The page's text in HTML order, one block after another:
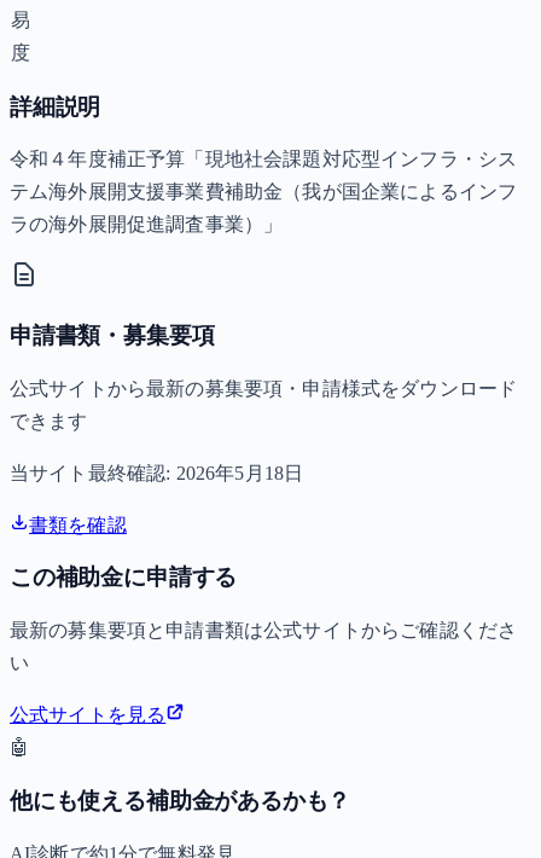
易
度
詳細説明
令和４年度補正予算「現地社会課題対応型インフラ・シス
テム海外展開支援事業費補助金（我が国企業によるインフ
ラの海外展開促進調査事業）」
申請書類・募集要項
公式サイトから最新の募集要項・申請様式をダウンロード
できます
当サイト最終確認: 2026年5月18日
書類を確認
この補助金に申請する
最新の募集要項と申請書類は公式サイトからご確認くださ
い
公式サイトを見る
🤖
他にも使える補助金があるかも？
AI診断で約1分で無料発見